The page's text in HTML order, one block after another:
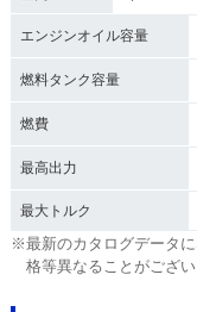
エンジンオイル容量
燃料タンク容量
燃費
最高出力
最大トルク
※最新のカタログデータ
格等異なることがござ